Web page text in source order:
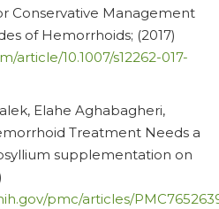
Conservative Management
of Hemorrhoids; (2017)
article/10.1007/s12262-017-
Elahe Aghabagheri,
Treatment Needs a
supplementation on
pmc/articles/